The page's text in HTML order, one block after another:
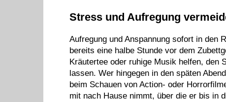
Stress und Aufregung
Aufregung und Anspannung sofort in den
bereits eine halbe Stunde vor dem
Kräutertee oder ruhige Musik helfen, den
lassen. Wer hingegen in den späten
beim Schauen von Action- oder
mit nach Hause nimmt, über die er bis in